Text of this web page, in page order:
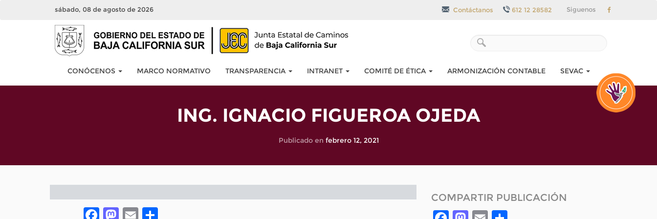
sábado, 08 de agosto de 2026 Siguenos
Contáctanos 612 12 28582
CONÓCENOS MARCO NORMATIVO TRANSPARENCIA INTRANET COMITÉ DE ÉTICA ARMONIZACIÓN CONTABLE SEVAC
ING. IGNACIO FIGUEROA OJEDA
Publicado en febrero 12, 2021
Facebook
Mastodon
EmailCompartir
COMPARTIR PUBLICACIÓN